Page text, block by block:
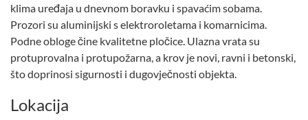
klima uređaja u dnevnom boravku i spavaćim sobama.
Prozori su aluminijski s elektroroletama i komarnicima.
Podne obloge čine kvalitetne pločice. Ulazna vrata su
protuprovalna i protupožarna, a krov je novi, ravni i betonski,
što doprinosi sigurnosti i dugovječnosti objekta.
Lokacija